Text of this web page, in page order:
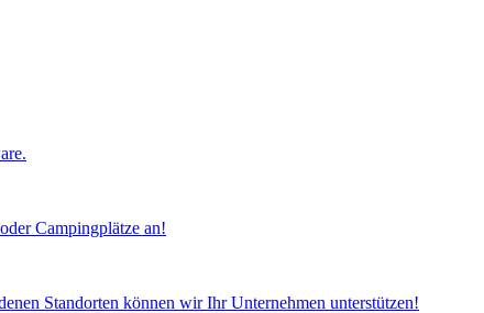
Campingplätze an!
Standorten können wir Ihr Unternehmen unterstützen!